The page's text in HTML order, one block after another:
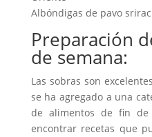
Albóndigas de pavo
Preparación
de semana:
Las sobras son
se ha agregado a una
de alimentos de fin de
encontrar recetas que